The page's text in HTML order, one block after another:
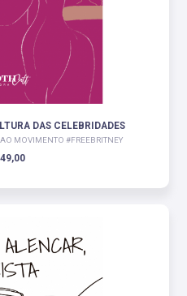
DAS CELEBRIDADES
MOVIMENTO #FREEBRITNEY